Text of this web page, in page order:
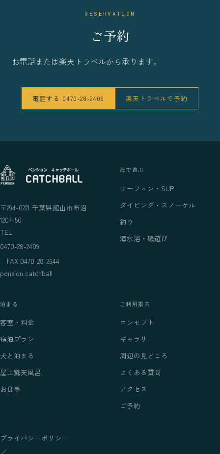
RESERVATION
ご予約
お電話または楽天トラベルから承ります。
電話する 0470-28-2409 楽天トラベルで予約
〒294-0221 千葉県館山市布沼
1207-50
TEL
0470-28-2409
FAX 0470-28-2644
pension catchball
海で遊ぶ
サーフィン・SUP
ダイビング・スノーケル
釣り
海水浴・磯遊び
泊まる
客室・料金
宿泊プラン
犬と泊まる
屋上露天風呂
お食事
ご利用案内
コンセプト
ギャラリー
周辺の見どころ
よくある質問
アクセス
ご予約
プライバシーポリシー